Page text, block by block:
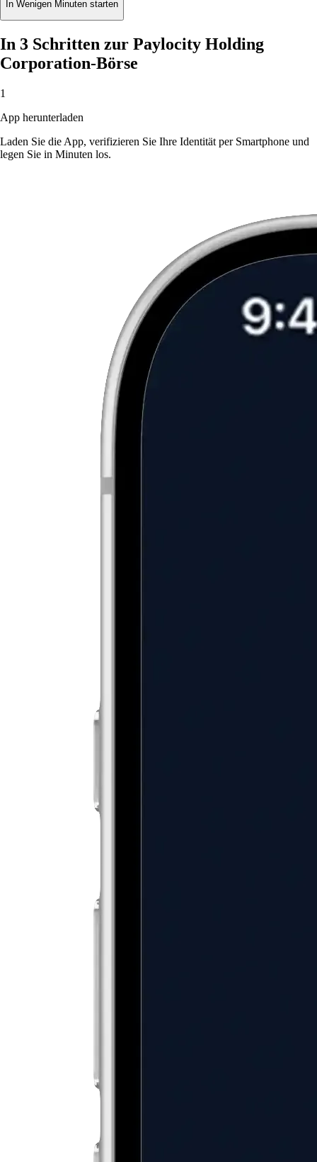
In Wenigen Minuten starten
In 3 Schritten zur Paylocity Holding
Corporation-Börse
1
App herunterladen
Laden Sie die App, verifizieren Sie Ihre Identität per Smartphone und
legen Sie in Minuten los.